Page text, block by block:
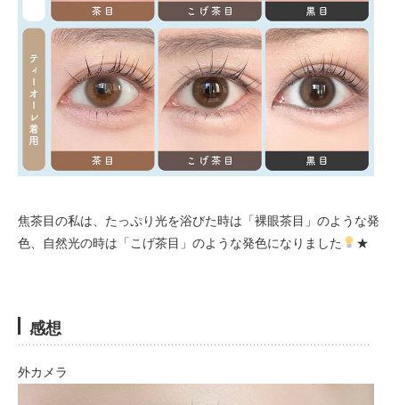
焦茶目の私は、たっぷり光を浴びた時は「裸眼茶目」のような発
色、自然光の時は「こげ茶目」のような発色になりました
★
感想
外カメラ